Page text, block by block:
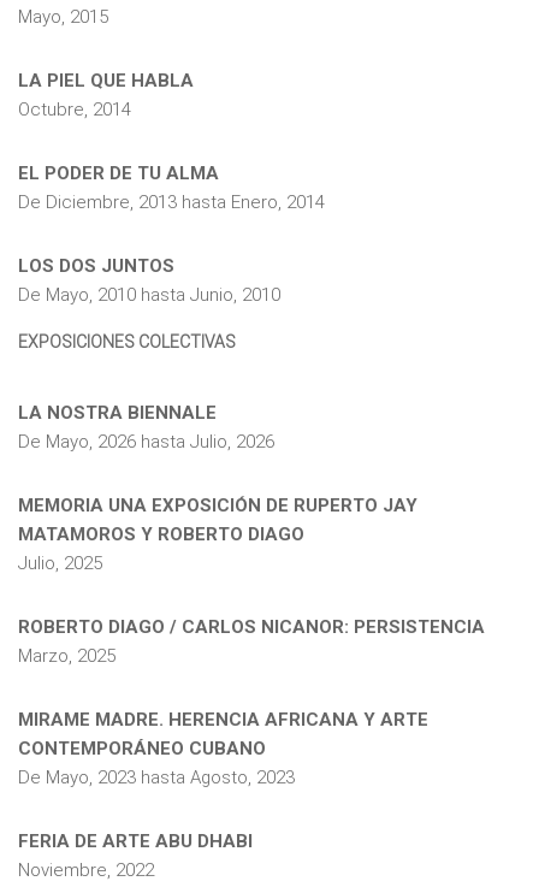
Mayo, 2015
LA PIEL QUE HABLA
Octubre, 2014
EL PODER DE TU ALMA
De Diciembre, 2013 hasta Enero, 2014
LOS DOS JUNTOS
De Mayo, 2010 hasta Junio, 2010
EXPOSICIONES COLECTIVAS
LA NOSTRA BIENNALE
De Mayo, 2026 hasta Julio, 2026
MEMORIA UNA EXPOSICIÓN DE RUPERTO JAY
MATAMOROS Y ROBERTO DIAGO
Julio, 2025
ROBERTO DIAGO / CARLOS NICANOR: PERSISTENCIA
Marzo, 2025
MIRAME MADRE. HERENCIA AFRICANA Y ARTE
CONTEMPORÁNEO CUBANO
De Mayo, 2023 hasta Agosto, 2023
FERIA DE ARTE ABU DHABI
Noviembre, 2022